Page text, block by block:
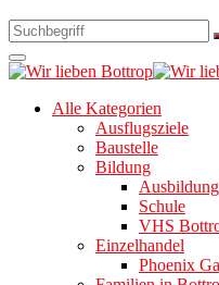
Alle Kategorien
Ausflugsziele
Baustelle
Bildung
Ausbildung
Schule
VHS
Einzelhandel
Phoenix